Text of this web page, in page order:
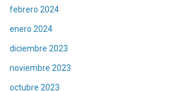
febrero 2024
enero 2024
diciembre 2023
noviembre 2023
octubre 2023